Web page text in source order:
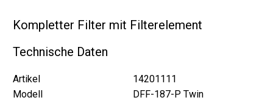
Kompletter Filter mit Filterelement
Technische Daten
Artikel
14201111
Modell
DFF-187-P Twin